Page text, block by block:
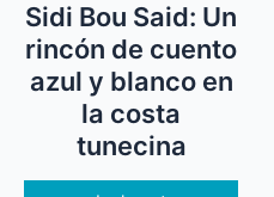
Sidi Bou Said: Un
rincón de cuento
azul y blanco en
la costa
tunecina